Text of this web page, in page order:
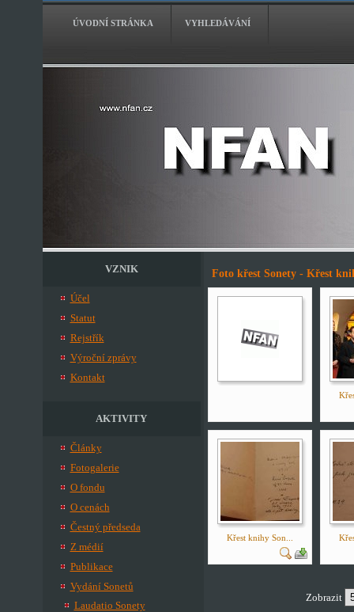
ÚVODNÍ STRÁNKA VYHLEDÁVÁNÍ
VZNIK
Účel
Statut
Rejstřík
Výroční zprávy
Kontakt
AKTIVITY
Články
Fotogalerie
O fondu
O cenách
Čestný předseda
Z médií
Publikace
Vydání Sonetů
Laudatio Sonety
Foto křest Sonety - Křest
Křest knihy Son...
Zobrazit